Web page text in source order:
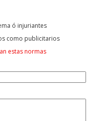
ó injuriantes
como publicitarios
estas normas